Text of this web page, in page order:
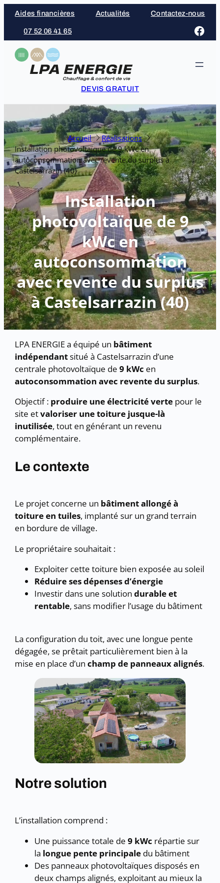
Aller
contenu
Aides financières Actualités Contactez-nous
07 52 06 41 65
DEVIS GRATUIT
Accueil
Réalisations
Installation photovoltaïque de 9 kWc en
autoconsommation avec revente du surplus à
Castelsarrazin (40)
Installation
photovoltaïque de 9
kWc en
autoconsommation
avec revente du surplus
à Castelsarrazin (40)
LPA ENERGIE a équipé un bâtiment
indépendantsitué à Castelsarrazin d’une
centrale photovoltaïque de9 kWc en
autoconsommation avec revente du surplus.
Objectif : produire une électricité verte pour le
site etvaloriser une toiture jusque-là
inutilisée, tout en générant un revenu
complémentaire.
Le contexte
Le projet concerne un bâtiment allongé à
toiture en tuiles, implanté sur un grand terrain
en bordure de village.
Le propriétaire souhaitait :
Exploiter cette toiture bien exposée au soleil
Réduire ses dépenses d’énergie
Investir dans une solutiondurable et
rentable, sans modifier l’usage du bâtiment
La configuration du toit, avec une longue pente
dégagée, se prêtait particulièrement bien à la
mise en place d’unchamp de panneaux alignés.
Notre solution
L’installation comprend :
Une puissance totale de9 kWc répartie sur
la longue pente principale du bâtiment
Des panneaux photovoltaïques disposés en
deux champs alignés, exploitant au mieux la